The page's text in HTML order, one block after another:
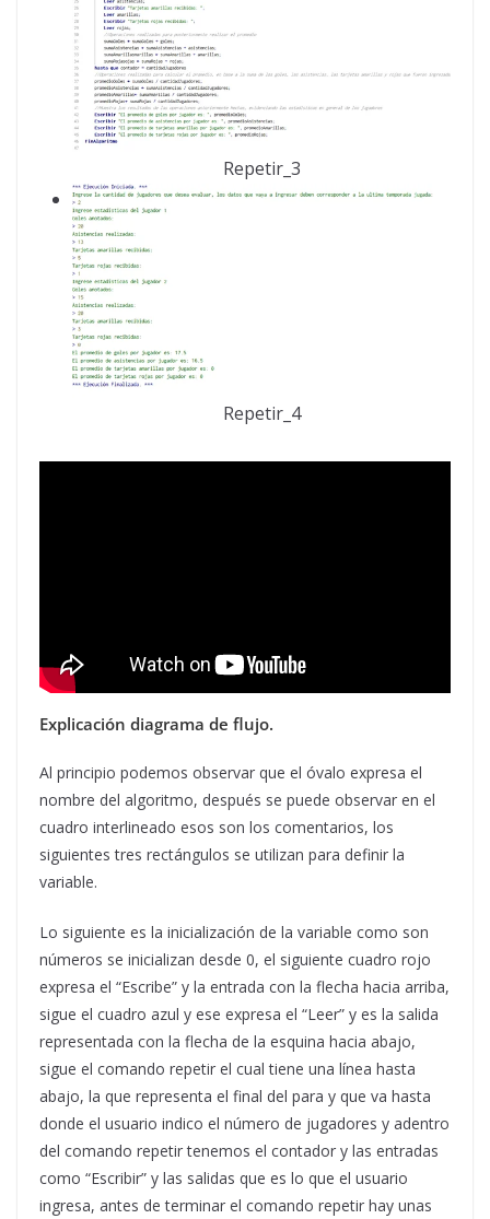
Repetir_3
Repetir_4
Explicación diagrama de flujo.
Al principio podemos observar que el óvalo expresa el
nombre del algoritmo, después se puede observar en el
cuadro interlineado esos son los comentarios, los
siguientes tres rectángulos se utilizan para definir la
variable.
Lo siguiente es la inicialización de la variable como son
números se inicializan desde 0, el siguiente cuadro rojo
expresa el “Escribe” y la entrada con la flecha hacia arriba,
sigue el cuadro azul y ese expresa el “Leer” y es la salida
representada con la flecha de la esquina hacia abajo,
sigue el comando repetir el cual tiene una línea hasta
abajo, la que representa el final del para y que va hasta
donde el usuario indico el número de jugadores y adentro
del comando repetir tenemos el contador y las entradas
como “Escribir” y las salidas que es lo que el usuario
ingresa, antes de terminar el comando repetir hay unas